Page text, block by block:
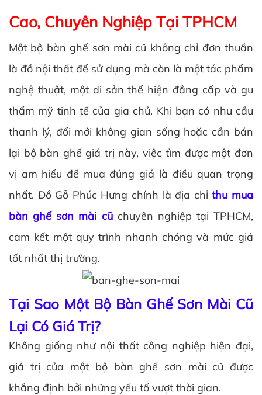
Cao, Chuyên Nghiệp Tại TPHCM
Một bộ bàn ghế sơn mài cũ không chỉ đơn thuần
là đồ nội thất để sử dụng mà còn là một tác phẩm
nghệ thuật, một di sản thể hiện đẳng cấp và gu
thẩm mỹ tinh tế của gia chủ. Khi bạn có nhu cầu
thanh lý, đổi mới không gian sống hoặc cần bán
lại bộ bàn ghế giá trị này, việc tìm được một đơn
vị am hiểu để mua đúng giá là điều quan trọng
nhất. Đồ Gỗ Phúc Hưng chính là địa chỉthu mua
bàn ghế sơn mài cũchuyên nghiệp tại TPHCM,
cam kết một quy trình nhanh chóng và mức giá
tốt nhất thị trường.
Tại Sao Một Bộ Bàn Ghế Sơn Mài Cũ
Lại Có Giá Trị?
Không giống như nội thất công nghiệp hiện đại,
giá trị của một bộ bàn ghế sơn mài cũ được
khẳng định bởi những yếu tố vượt thời gian.